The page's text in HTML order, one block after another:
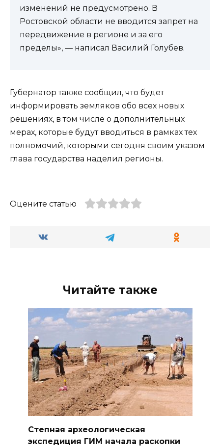
изменений не предусмотрено. В
Ростовской области не вводится запрет на
передвижение в регионе и за его
пределы», — написал Василий Голубев.
Губернатор также сообщил, что будет
информировать земляков обо всех новых
решениях, в том числе о дополнительных
мерах, которые будут вводиться в рамках тех
полномочий, которыми сегодня своим указом
глава государства наделил регионы.
Оцените статью
Читайте также
Степная археологическая
экспедиция ГИМ начала раскопки